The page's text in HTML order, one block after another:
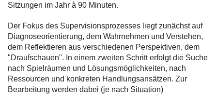
Sitzungen im Jahr à 90 Minuten.
Der Fokus des Supervisionsprozes­ses liegt zunächst auf
Diagnoseorientierung, dem Wahrnehmen und Verstehen,
dem Reflektieren aus verschiedenen Perspektiven, dem
"Draufschauen". In einem zweiten Schritt erfolgt die Suche
nach Spielräumen und Lösungsmöglich­keiten, nach
Ressourcen und konkreten Handlungsansätzen. Zur
Bearbeitung werden dabei (je nach Situation)